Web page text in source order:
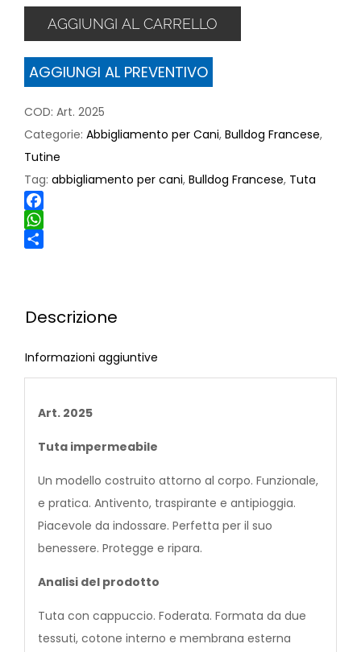
Francese
quantità
AGGIUNGI AL CARRELLO
AGGIUNGI AL PREVENTIVO
COD: Art. 2025
Categorie: Abbigliamento per Cani, Bulldog Francese,
Tutine
Tag: abbigliamento per cani, Bulldog Francese, Tuta
Facebook
WhatsApp
Descrizione
Informazioni aggiuntive
Art. 2025
Tuta impermeabile
Un modello costruito attorno al corpo. Funzionale,
e pratica. Antivento, traspirante e antipioggia.
Piacevole da indossare. Perfetta per il suo
benessere. Protegge e ripara.
Analisi del prodotto
Tuta con cappuccio. Foderata. Formata da due
tessuti, cotone interno e membrana esterna